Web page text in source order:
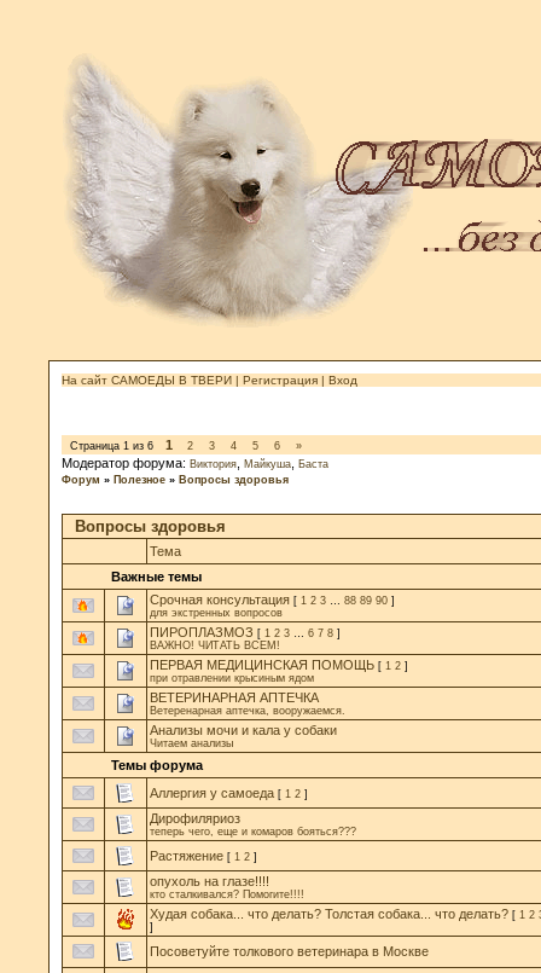
На сайт САМОЕДЫ В ТВЕРИ | Регистрация | Вход
Страница 1 из 6 1 2 3 4 5 6 »
Модератор форума: Виктория Майкуша
Баста
Форум » Полезное » Вопросы здоровья
Вопросы здоровья
Тема
Важные темы
Срочная консультация [ 1 2 3 88 89 90 ]
для экстренных вопросов
ПИРОПЛАЗМОЗ [ 1 2 3 6 7 8 ]
ВАЖНО! ЧИТАТЬ ВСЕМ!
ПЕРВАЯ МЕДИЦИНСКАЯ ПОМОЩЬ [ 1 2 ]
при отравлении крысиным ядом
ВЕТЕРИНАРНАЯ АПТЕЧКА
Ветеренарная аптечка, вооружаемся.
Анализы мочи и кала у собаки
Читаем анализы
Темы форума
Аллергия у самоеда [ 1 2 ]
Дирофиляриоз
теперь чего, еще и комаров бояться???
Растяжение [ 1 2 ]
опухоль на глазе!!!!
кто сталкивался? Помогите!!!!
Худая собака... что делать? Толстая собака... что делать? [ 1 2
]
Посоветуйте толкового ветеринара в Москве